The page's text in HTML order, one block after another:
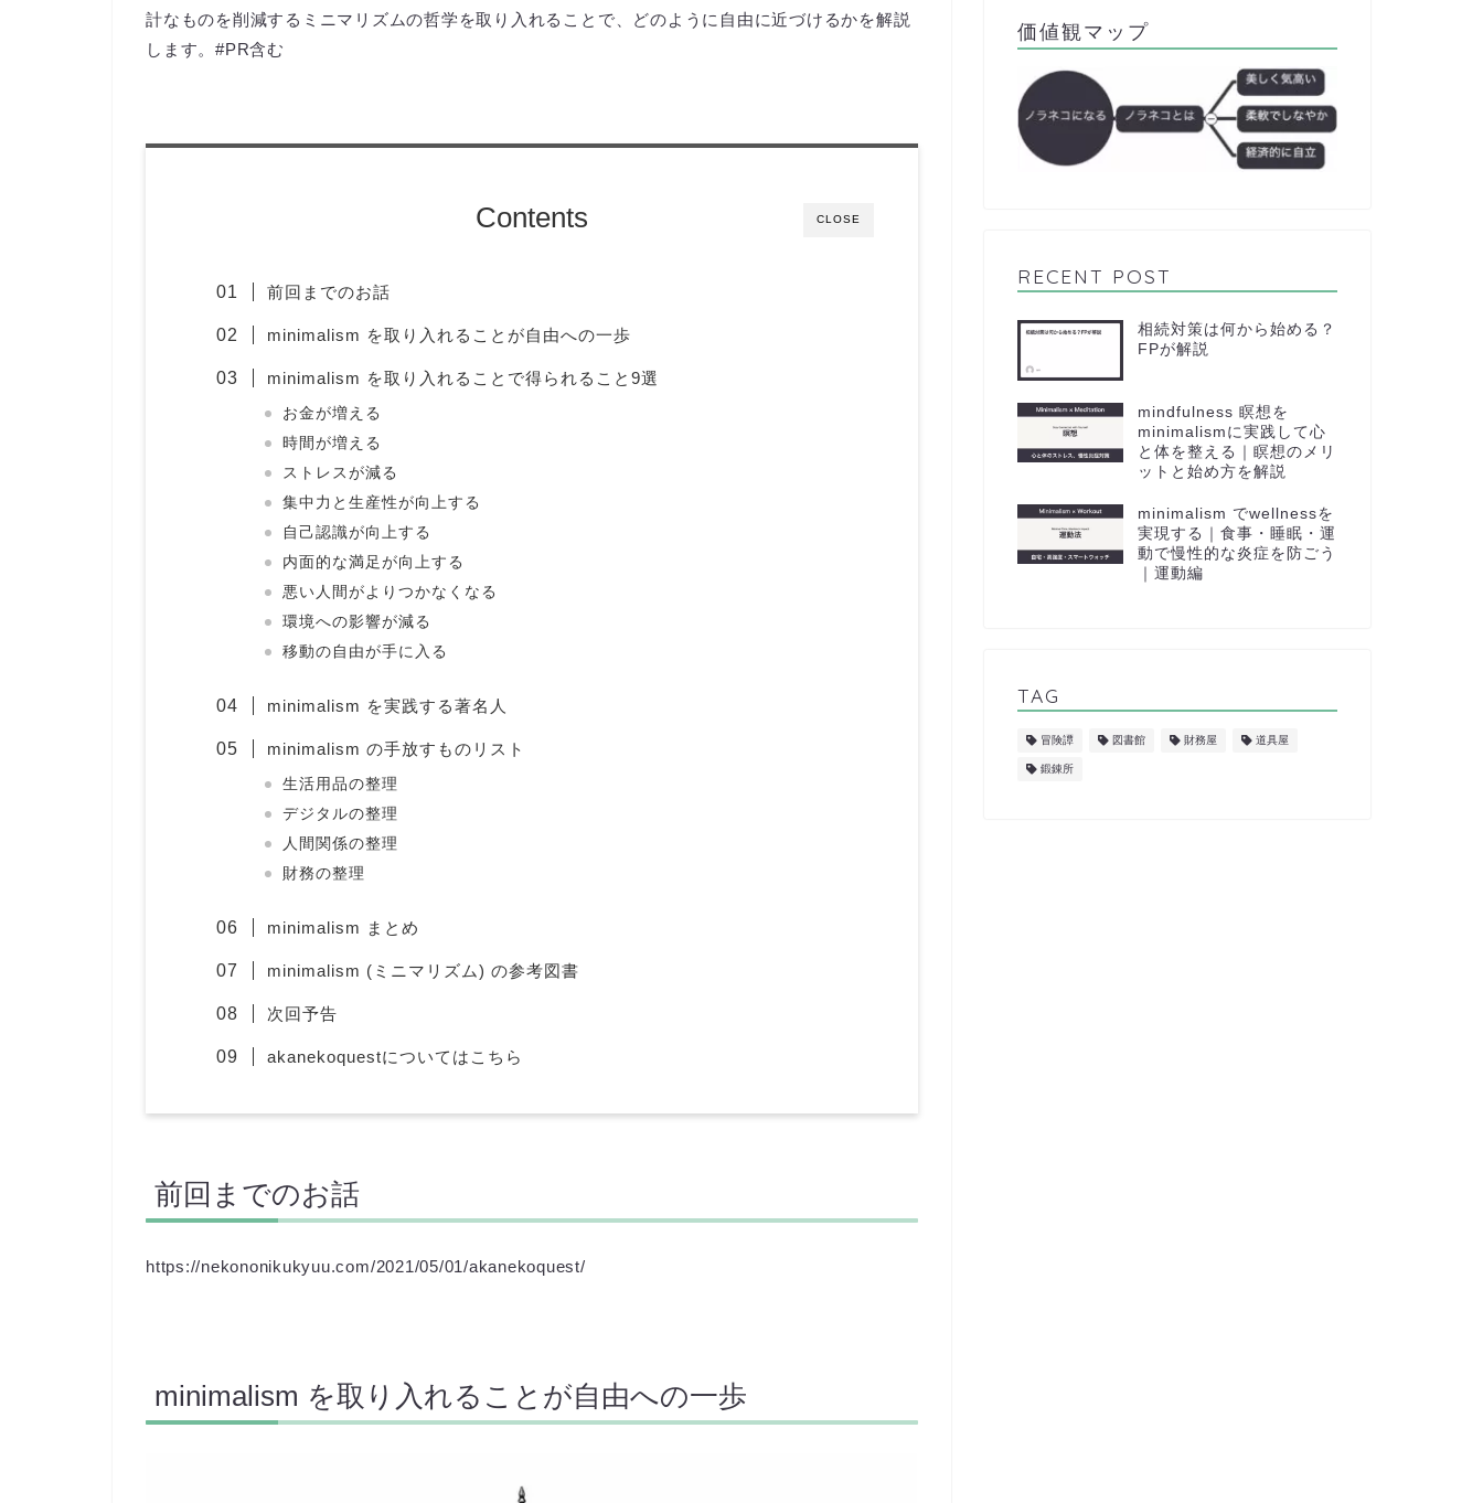
計なものを削減するミニマリズムの哲学を取り入れることで、どのように自由に近づけるかを解説
します。#PR含む
CLOSE
Contents
前回までのお話
minimalism を取り入れることが自由への一歩
minimalism を取り入れることで得られること9選
お金が増える
時間が増える
ストレスが減る
集中力と生産性が向上する
自己認識が向上する
内面的な満足が向上する
悪い人間がよりつかなくなる
環境への影響が減る
移動の自由が手に入る
minimalism を実践する著名人
minimalism の手放すものリスト
生活用品の整理
デジタルの整理
人間関係の整理
財務の整理
minimalism まとめ
minimalism (ミニマリズム) の参考図書
次回予告
akanekoquestについてはこちら
前回までのお話
https://nekononikukyuu.com/2021/05/01/akanekoquest/
minimalism を取り入れることが自由への一歩
価値観マップ
RECENT POST
相続対策は何から始める？
FPが解説
mindfulness 瞑想を
minimalismに実践して心
と体を整える｜瞑想のメリ
ットと始め方を解説
minimalism でwellnessを
実現する｜食事・睡眠・運
動で慢性的な炎症を防ごう
｜運動編
TAG
冒険譚 図書館 財務屋 道具屋
鍛錬所